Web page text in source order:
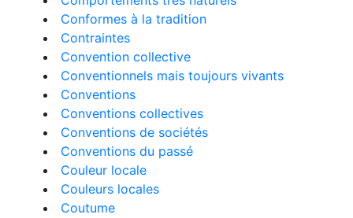
Conformes à la tradition
Contraintes
Convention collective
Conventionnels mais toujours vivants
Conventions
Conventions collectives
Conventions de sociétés
Conventions du passé
Couleur locale
Couleurs locales
Coutume